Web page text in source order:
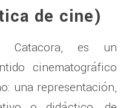
de cine)
Catacora, es un
cinematográfico
una representación,